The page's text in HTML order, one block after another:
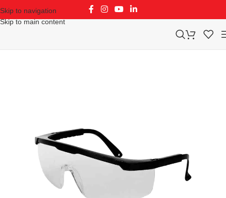
Skip to navigation
Skip to main content